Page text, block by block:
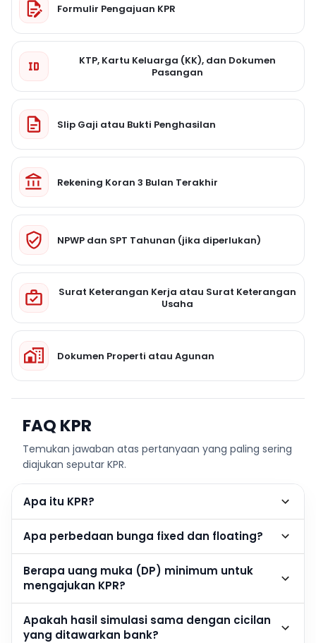
Formulir Pengajuan KPR
KTP, Kartu Keluarga (KK), dan Dokumen
Pasangan
Slip Gaji atau Bukti Penghasilan
Rekening Koran 3 Bulan Terakhir
NPWP dan SPT Tahunan (jika diperlukan)
Surat Keterangan Kerja atau Surat Keterangan
Usaha
Dokumen Properti atau Agunan
FAQ KPR
Temukan jawaban atas pertanyaan yang paling sering
diajukan seputar KPR.
Apa itu KPR?
Apa perbedaan bunga fixed dan floating?
Berapa uang muka (DP) minimum untuk
mengajukan KPR?
Apakah hasil simulasi sama dengan cicilan
yang ditawarkan bank?